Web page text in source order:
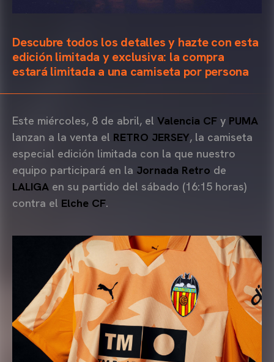
Descubre todos los detalles y hazte con esta
edición limitada y exclusiva: la compra
estará limitada a una camiseta por persona
Este miércoles, 8 de abril, el Valencia CF y PUMA
lanzan a la venta el RETRO JERSEY, la camiseta
especial edición limitada con la que nuestro
equipo participará en la Jornada Retro de
LALIGA en su partido del sábado (16:15 horas)
contra el Elche CF.